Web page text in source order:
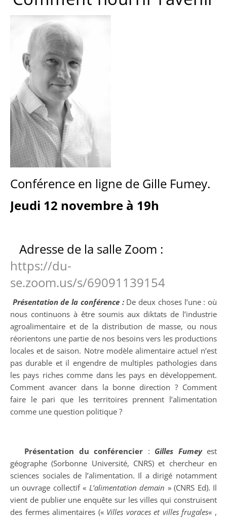
Conférence en ligne de Gille Fumey.
Jeudi 12 novembre à 19h
Adresse de la salle Zoom :
https://du-
se.zoom.us/s/69091139154
Présentation de la conférence :De deux choses l’une : où
nous continuons à être soumis aux diktats de l’industrie
agroalimentaire et de la distribution de masse, ou nous
réorientons une partie de nos besoins vers les productions
locales et de saison. Notre modèle alimentaire actuel n’est
pas durable et il engendre de multiples pathologies dans
les pays riches comme dans les pays en développement.
Comment avancer dans la bonne direction ? Comment
faire le pari que les territoires prennent l’alimentation
comme une question politique ?
Présentation du conférencier : Gilles Fumeyest
géographe (Sorbonne Université, CNRS) et chercheur en
sciences sociales de l’alimentation. Il a dirigé notamment
un ouvrage collectif « L’alimentation demain » (CNRS Ed). Il
vient de publier une enquête sur les villes qui construisent
des fermes alimentaires (« Villes voraces et villes frugales« ,